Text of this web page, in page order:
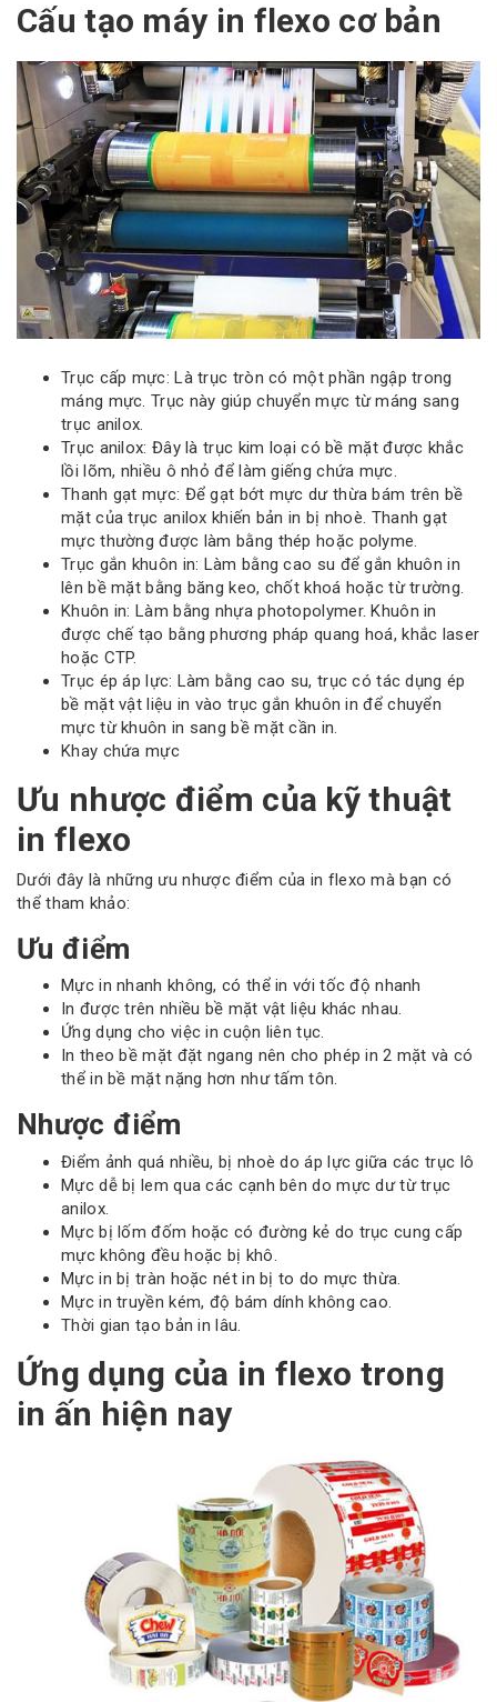
Cấu tạo máy in flexo cơ bản
Trục cấp mực: Là trục tròn có một phần ngập trong
máng mực. Trục này giúp chuyển mực từ máng sang
trục anilox.
Trục anilox: Đây là trục kim loại có bề mặt được khắc
lồi lõm, nhiều ô nhỏ để làm giếng chứa mực.
Thanh gạt mực: Để gạt bớt mực dư thừa bám trên bề
mặt của trục anilox khiến bản in bị nhoè. Thanh gạt
mực thường được làm bằng thép hoặc polyme.
Trục gắn khuôn in: Làm bằng cao su để gắn khuôn in
lên bề mặt bằng băng keo, chốt khoá hoặc từ trường.
Khuôn in: Làm bằng nhựa photopolymer. Khuôn in
được chế tạo bằng phương pháp quang hoá, khắc laser
hoặc CTP.
Trục ép áp lực: Làm bằng cao su, trục có tác dụng ép
bề mặt vật liệu in vào trục gắn khuôn in để chuyển
mực từ khuôn in sang bề mặt cần in.
Khay chứa mực
Ưu nhược điểm của kỹ thuật
in flexo
Dưới đây là những ưu nhược điểm của in flexo mà bạn có
thể tham khảo:
Ưu điểm
Mực in nhanh không, có thể in với tốc độ nhanh
In được trên nhiều bề mặt vật liệu khác nhau.
Ứng dụng cho việc in cuộn liên tục.
In theo bề mặt đặt ngang nên cho phép in 2 mặt và có
thể in bề mặt nặng hơn như tấm tôn.
Nhược điểm
Điểm ảnh quá nhiều, bị nhoè do áp lực giữa các trục lô
Mực dễ bị lem qua các cạnh bên do mực dư từ trục
anilox.
Mực bị lốm đốm hoặc có đường kẻ do trục cung cấp
mực không đều hoặc bị khô.
Mực in bị tràn hoặc nét in bị to do mực thừa.
Mực in truyền kém, độ bám dính không cao.
Thời gian tạo bản in lâu.
Ứng dụng của in flexo trong
in ấn hiện nay